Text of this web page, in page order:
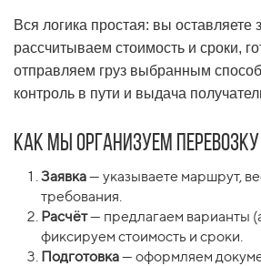
Вся логика простая: вы оставляете
рассчитываем стоимость и сроки,
отправляем груз выбранным
контроль в пути и выдача
Как мы организуем перевозку
Заявка— указываете маршрут,
требования.
Расчёт— предлагаем варианты
фиксируем стоимость и сроки.
Подготовка— оформляем